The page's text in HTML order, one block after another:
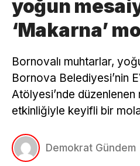
yoğun
‘Makarna’
Bornovalı muhtarlar,
Bornova Belediyesi’nin
Atölyesi’nde düzenlenen
etkinliğiyle keyifli bir
Demokrat Gündem